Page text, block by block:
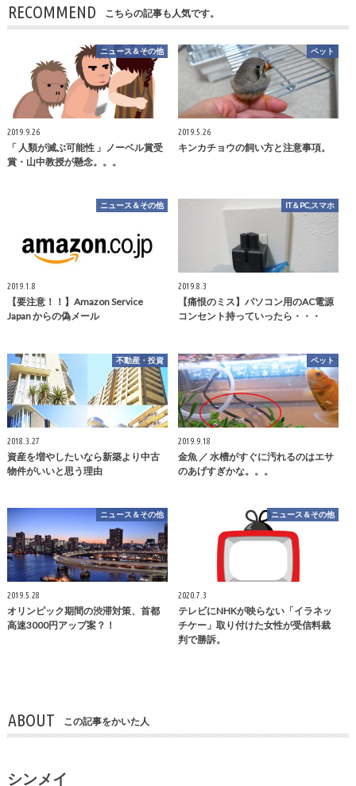
RECOMMEND こちらの記事も人気です。
ニュース＆その他
2019.9.26
「 人類が滅ぶ可能性 」ノーベル賞受
賞・山中教授が懸念。。。
ペット
2019.5.26
キンカチョウの飼い方と注意事項。
ニュース＆その他
2019.1.8
【要注意！！】Amazon Service
Japan からの偽メール
IT＆PC,スマホ
2019.8.3
【痛恨のミス】パソコン用のAC電源
コンセント持っていったら・・・
不動産・投資
2018.3.27
資産を増やしたいなら新築より中古
物件がいいと思う理由
ペット
2019.9.18
金魚 ／ 水槽がすぐに汚れるのはエサ
のあげすぎかな。。。
ニュース＆その他
2019.5.28
オリンピック期間の渋滞対策、首都
高速3000円アップ案？！
ニュース＆その他
2020.7.3
テレビにNHKが映らない「イラネッ
チケー」取り付けた女性が受信料裁
判で勝訴。
ABOUT この記事をかいた人
シンメイ